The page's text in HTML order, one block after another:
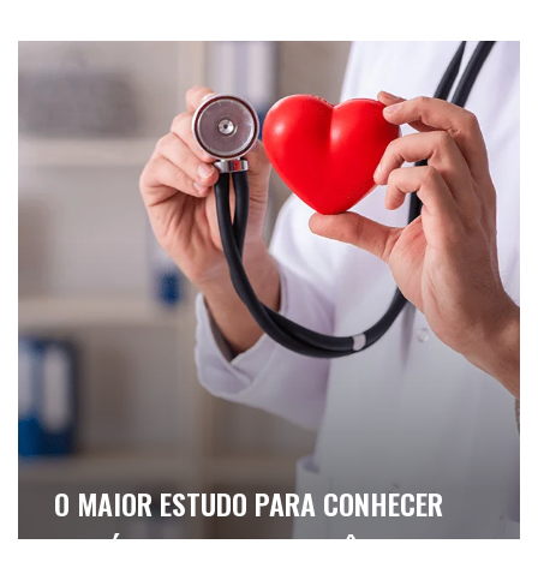
O MAIOR ESTUDO PARA CONHECER
OS NÚMEROS DA INSUFICIÊNCIA